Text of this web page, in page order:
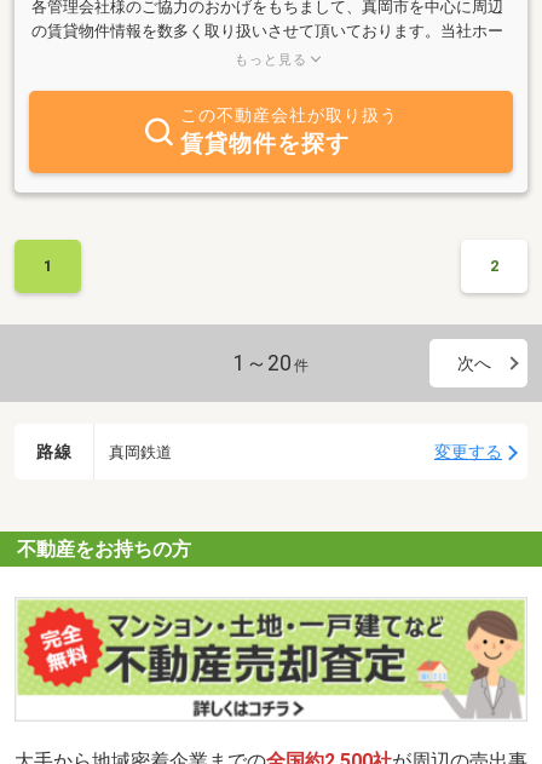
各管理会社様のご協力のおかげをもちまして、真岡市を中心に周辺
の賃貸物件情報を数多く取り扱いさせて頂いております。当社ホー
ムページには多くの物件が掲載されておりますのでぜひご覧くださ
すのでお気軽にご相談ください。ご来店・お問い合わせ、心よりお
待ちしております♪第三者の立場に立ってお客様のご希望に近い物
件をご提案・ご紹介させて頂きます。土地をお探しの住宅会社様や
住宅ローン、不動産のご売却などもお気軽にご相談下さい。代表の
実家がお店の近くでエクステリア業を営んでおり、外構など住まい
の掲載の無い物件もございます。
もっと見る
この不動産会社が取り扱う
賃貸物件を探す
1 2
1～20 件 次へ
路線 真岡鉄道 変更する
不動産をお持ちの方